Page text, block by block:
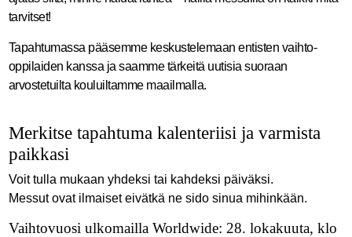
tarvitset!
Tapahtumassa pääsemme keskustelemaan entisten vaihto-
oppilaiden kanssa ja saamme tärkeitä uutisia suoraan
arvostetuilta kouluiltamme maailmalla.
Merkitse tapahtuma kalenteriisi ja varmista
paikkasi
Voit tulla mukaan yhdeksi tai kahdeksi päiväksi.
Messut ovat ilmaiset eivätkä ne sido sinua mihinkään.
Vaihtovuosi ulkomailla Worldwide: 28. lokakuuta, klo